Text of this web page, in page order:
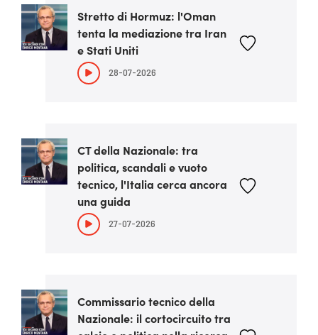
Stretto di Hormuz: l'Oman
tenta la mediazione tra Iran
e Stati Uniti
28-07-2026
CT della Nazionale: tra
politica, scandali e vuoto
tecnico, l'Italia cerca ancora
una guida
27-07-2026
Commissario tecnico della
Nazionale: il cortocircuito tra